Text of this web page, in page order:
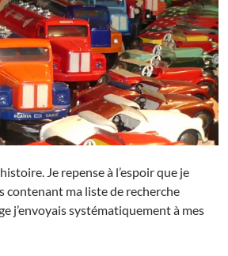
Je repense à l’espoir que je
contenant ma liste de recherche
j’envoyais systématiquement à mes